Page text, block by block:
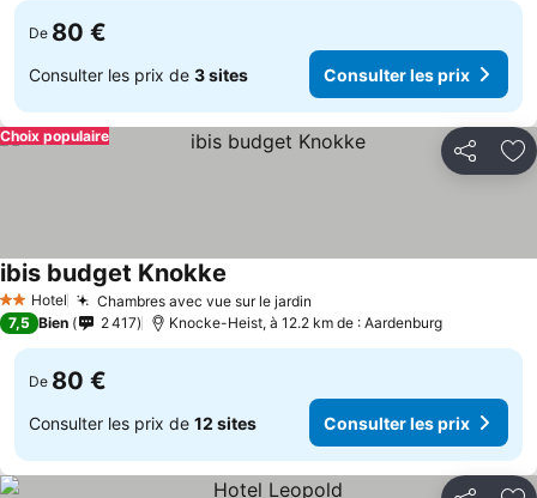
De 80 €
Consulter les prix de 3 sites Consulter les prix
Partager
Choix populaire
2 Étoiles
Hotel Chambres avec vue sur le jardin
ibis budget Knokke
7,5 Bien 2 417 Knocke-Heist, à 12.2 km de : Aardenburg
De 80 €
Consulter les prix de 12 sites Consulter les prix